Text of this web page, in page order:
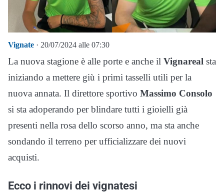
Vignate · 20/07/2024 alle 07:30
La nuova stagione è alle porte e anche il Vignareal sta
iniziando a mettere giù i primi tasselli utili per la
nuova annata. Il direttore sportivo Massimo Consolo
si sta adoperando per blindare tutti i gioielli già
presenti nella rosa dello scorso anno, ma sta anche
sondando il terreno per ufficializzare dei nuovi
acquisti.
Ecco i rinnovi dei vignatesi